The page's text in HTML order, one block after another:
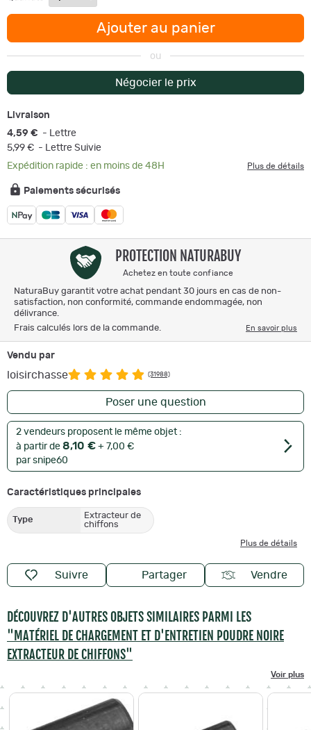
Ajouter au panier
ou
Négocier le prix
Livraison
4,59 € - Lettre
5,99 € - Lettre Suivie
Expédition rapide : en moins de 48H
Plus de détails
Paiements sécurisés
PROTECTION NATURABUY
Achetez en toute confiance
NaturaBuy garantit votre achat pendant 30 jours en cas de non-
satisfaction, non conformité, commande endommagée, non
délivrance.
Frais calculés lors de la commande.
En savoir plus
Vendu par
loisirchasse (31988)
Poser une question
2 vendeurs proposent le même objet :
à partir de 8,10 € + 7,00 €
par snipe60
Caractéristiques principales
Type
Extracteur de
chiffons
Plus de détails
Suivre Partager Vendre
DÉCOUVREZ D'AUTRES OBJETS SIMILAIRES PARMI LES
"MATÉRIEL DE CHARGEMENT ET D'ENTRETIEN POUDRE NOIRE
EXTRACTEUR DE CHIFFONS"
Voir plus